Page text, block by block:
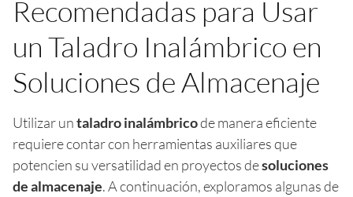
Recomendadas para Usar
un Taladro Inalámbrico en
Soluciones de Almacenaje
Utilizar untaladro inalámbricode manera eficiente
requiere contar con herramientas auxiliares que
potencien su versatilidad en proyectos desoluciones
de almacenaje. A continuación, exploramos algunas de